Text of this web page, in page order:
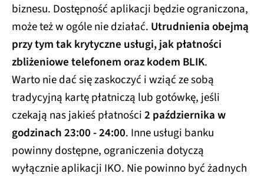
biznesu. Dostępność aplikacji będzie ograniczona,
może też w ogóle nie działać. Utrudnienia obejmą
przy tym tak krytyczne usługi, jak płatności
zbliżeniowe telefonem oraz kodem BLIK.
Warto nie dać się zaskoczyć i wziąć ze sobą
tradycyjną kartę płatniczą lub gotówkę, jeśli
czekają nas jakieś płatności2 października w
godzinach 23:00 - 24:00. Inne usługi banku
powinny dostępne, ograniczenia dotyczą
wyłącznie aplikacji IKO. Nie powinno być żadnych